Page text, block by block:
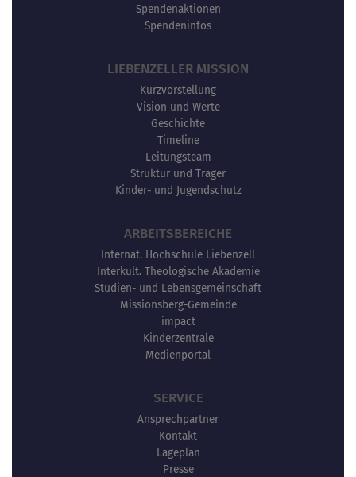
Spendenaktionen
Spendeninfos
LIEBENZELLER MISSION
Kurzvorstellung
Vision und Werte
Geschichte
Timeline
Leitungsteam
Struktur und Träger
Kinder- und Jugendschutz
ARBEITSBEREICHE
Internat. Hochschule Liebenzell
Interkult. Theologische Akademie
Studien- und Lebensgemeinschaft
Missionsberg-Gemeinde
impact
Kinderzentrale
Medienportal
SERVICE
Ansprechpartner
Kontakt
Lageplan
Presse